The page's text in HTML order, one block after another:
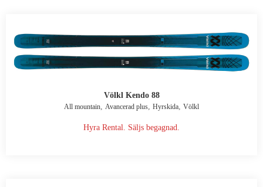
Völkl Kendo 88
All mountain Avancerad plus Hyrskida Völkl
Hyra Rental. Säljs begagnad.